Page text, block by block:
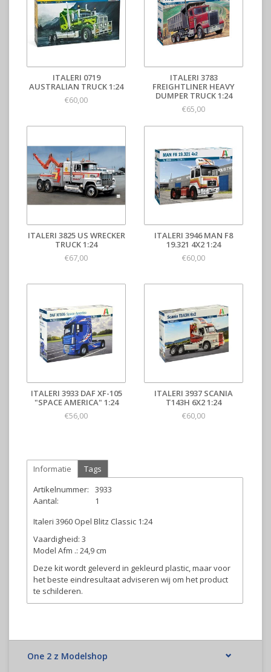
ITALERI 0719
AUSTRALIAN TRUCK 1:24
€60,00
ITALERI 3783
FREIGHTLINER HEAVY
DUMPER TRUCK 1:24
€65,00
ITALERI 3825 US WRECKER
TRUCK 1:24
€67,00
ITALERI 3946 MAN F8
19.321 4X2 1:24
€60,00
ITALERI 3933 DAF XF-105
"SPACE AMERICA" 1:24
€56,00
ITALERI 3937 SCANIA
T143H 6X2 1:24
€60,00
Informatie
Tags
Artikelnummer:
3933
Aantal:
1
Italeri 3960 Opel Blitz Classic 1:24
Vaardigheid: 3
Model Afm .: 24,9 cm
Deze kit wordt geleverd in gekleurd plastic, maar voor
het beste eindresultaat adviseren wij om het product
te schilderen.
One 2 z Modelshop